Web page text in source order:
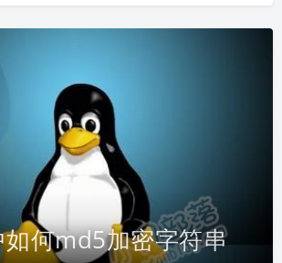
何md5加密字符串